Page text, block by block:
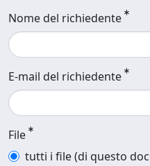
Nome del richiedente
E-mail del richiedente
File
tutti i file (di questo